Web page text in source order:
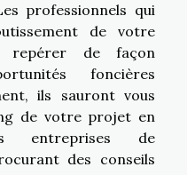
professionnels qui
de votre
de façon
foncières
ils sauront vous
de votre projet en
entreprises de
des conseils